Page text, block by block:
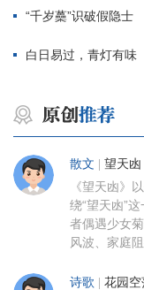
“千岁蘽”识破假隐士
白日易过，青灯有味
散文 | 望天凼
《望天凼》
绕“望天凼”
者偶遇少女
风波、家庭
诗歌 | 花园